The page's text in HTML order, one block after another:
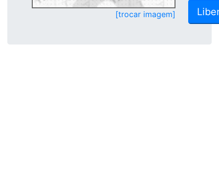
[trocar imagem]